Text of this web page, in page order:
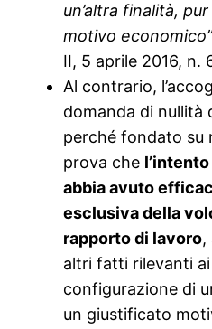
un’altra finalità,
motivo
II, 5 aprile 2016, n.
Al contrario,
domanda di nullità
perché fondato su
prova che
abbia avuto
esclusiva della
rapporto di lavoro,
altri fatti rilevanti
configurazione di
un giustificato